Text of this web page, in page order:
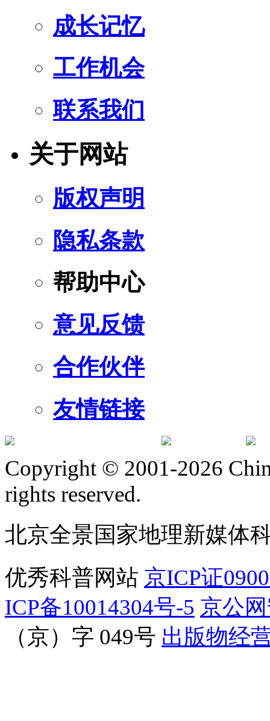
成长记忆
工作机会
联系我们
关于网站
版权声明
隐私条款
帮助中心
意见反馈
合作伙伴
友情链接
Copyright © 2001-2026
rights reserved.
北京全景国家地理新媒体
优秀科普网站 京ICP证
ICP备10014304号-5 京公
（京）字 049号 出版物经